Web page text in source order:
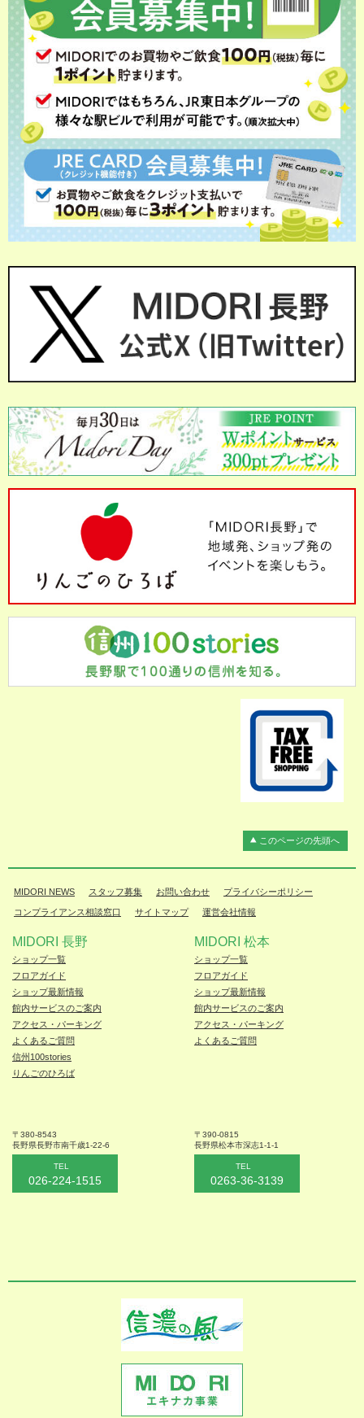
このページの先頭へ
MIDORI NEWS スタッフ募集 お問い合わせ プライバシーポリシー
コンプライアンス相談窓口 サイトマップ 運営会社情報
MIDORI 長野
ショップ一覧
フロアガイド
ショップ最新情報
館内サービスのご案内
アクセス・パーキング
よくあるご質問
信州100stories
りんごのひろば
〒380-8543
長野県長野市南千歳1-22-6
TEL
026-224-1515
MIDORI 松本
ショップ一覧
フロアガイド
ショップ最新情報
館内サービスのご案内
アクセス・パーキング
よくあるご質問
〒390-0815
長野県松本市深志1-1-1
TEL
0263-36-3139